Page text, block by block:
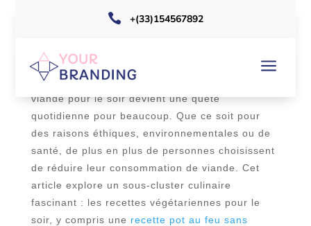
 +(33)154567892
a
Dans un monde où l’alimentation végétarienne
gagne en popularité, trouver des recettes sans
viande pour le soir devient une quête
quotidienne pour beaucoup. Que ce soit pour
des raisons éthiques, environnementales ou de
santé, de plus en plus de personnes choisissent
de réduire leur consommation de viande. Cet
article explore un sous-cluster culinaire
fascinant : les recettes végétariennes pour le
soir, y compris une recette pot au feu sans